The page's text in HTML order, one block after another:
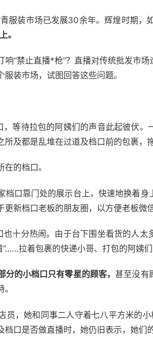
服装市场已发展30余年。辉煌时期，
。
响“禁止直播*枪”？直播对传统批发市
装市场，试图回答这些问题。
，等待拉包的阿姨们的声音此起彼伏
及都是乱堆在过道及档口前的包裹，
的档口。
档口靠门处的展示台上，快速地换着
新档口老板的朋友圈，以方便老板微
也十分热闹。由于台下围坐看货的人
”……拉着包裹的快递小哥、打包的阿姨
分的小档口只有零星的顾客，甚至没有
员，她和同事二人守着七八平方米的
口是否做直播时，她仍旧表示，她们